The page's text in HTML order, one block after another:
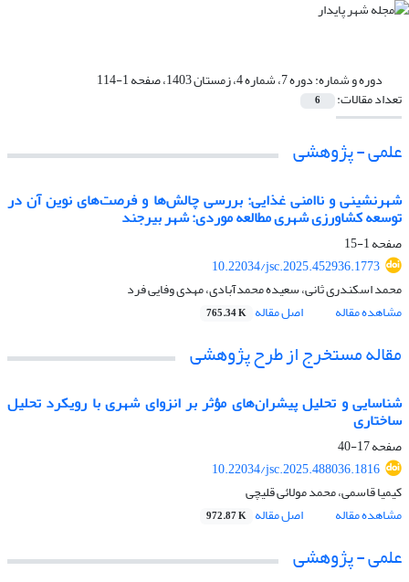
دوره و شماره:دوره 7، شماره 4، زمستان 1403، صفحه 1-114
تعداد مقالات: 6
علمی - پژوهشی
شهرنشینی و ناامنی غذایی: بررسی چالش‌ها و فرصت‌های نوین آن در
توسعه کشاورزی شهری مطالعه موردی: شهر بیرجند
صفحه1-15
10.22034/jsc.2025.452936.1773
محمد اسکندری ثانی، سعیده محمدآبادی، مهدی وفایی فرد
مشاهده مقاله
اصل مقاله 765.34 K
مقاله مستخرج از طرح پژوهشی
شناسایی و تحلیل پیشران‌های مؤثر بر انزوای شهری با رویکرد تحلیل
ساختاری
صفحه17-40
10.22034/jsc.2025.488036.1816
کیمیا قاسمی، محمد مولائی قلیچی
مشاهده مقاله
اصل مقاله 972.87 K
علمی - پژوهشی